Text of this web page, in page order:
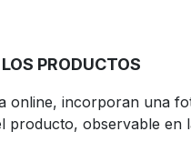
PRODUCTOS
online, incorporan una
observable